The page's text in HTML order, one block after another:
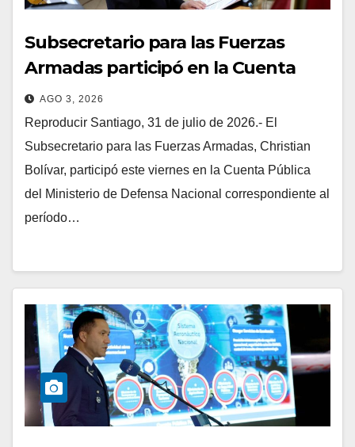
Subsecretario para las Fuerzas
Armadas participó en la Cuenta
Pública del Ministerio de Defensa
Nacional
AGO 3, 2026
Reproducir Santiago, 31 de julio de 2026.- El
Subsecretario para las Fuerzas Armadas, Christian
Bolívar, participó este viernes en la Cuenta Pública
del Ministerio de Defensa Nacional correspondiente al
período…